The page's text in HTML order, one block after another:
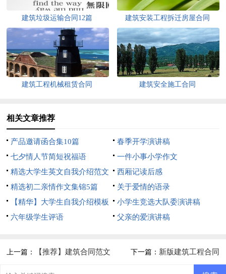
建筑垃圾运输合同12篇 建筑安装工程拆迁房屋合同
建筑工程机械租赁合同 建筑安全施工合同
相关文章推荐
产品邀请函合集10篇
春季开学演讲稿
七夕情人节简短祝福语
一件小事小学作文
精选大学生英文自我介绍范文
10篇
西厢记读后感
精选初二亲情作文集锦5篇
关于爱情的语录
【精华】大学生自我介绍模板
集锦4篇
小学生竞选大队委演讲稿
六年级学生评语
父亲的爱演讲稿
上一篇： 【推荐】建筑合同范文 下一篇： 新版建筑工程合同